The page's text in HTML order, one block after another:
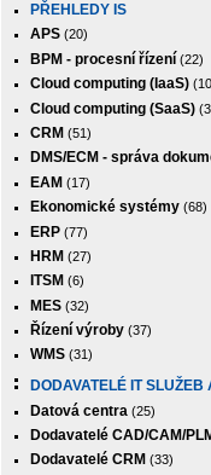
PŘEHLEDY IS
APS (20)
BPM - procesní řízení (22)
Cloud computing (IaaS)
Cloud computing (SaaS)
CRM (51)
DMS/ECM - správa
EAM (17)
Ekonomické systémy (68)
ERP (77)
HRM (27)
ITSM (6)
MES (32)
Řízení výroby (37)
WMS (31)
DODAVATELÉ IT SLUŽEB
Datová centra (25)
Dodavatelé CAD/CAM/
Dodavatelé CRM (33)